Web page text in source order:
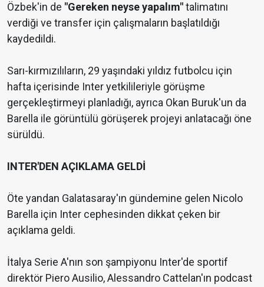
Özbek'in de "Gereken neyse yapalım"talimatını
verdiği ve transfer için çalışmaların başlatıldığı
kaydedildi.
Sarı-kırmızılıların, 29 yaşındaki yıldız futbolcu için
hafta içerisinde Inter yetkilileriyle görüşme
gerçekleştirmeyi planladığı, ayrıca Okan Buruk'un da
Barella ile görüntülü görüşerek projeyi anlatacağı öne
sürüldü.
INTER'DEN AÇIKLAMA GELDİ
Öte yandan Galatasaray'ın gündemine gelen Nicolo
Barella için Inter cephesinden dikkat çeken bir
açıklama geldi.
İtalya Serie A'nın son şampiyonu Inter'de sportif
direktör Piero Ausilio, Alessandro Cattelan'ın podcast